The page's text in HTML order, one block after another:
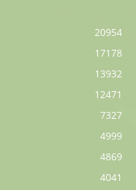
20954
17178
13932
12471
7327
4999
4869
4041